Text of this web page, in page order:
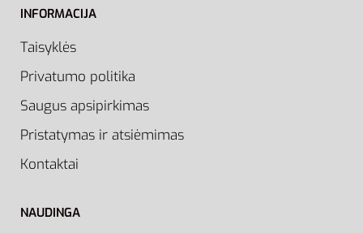
INFORMACIJA
Taisyklės
Privatumo politika
Saugus apsipirkimas
Pristatymas ir atsiėmimas
Kontaktai
NAUDINGA